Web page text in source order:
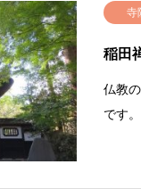
寺
稲田
仏教
です